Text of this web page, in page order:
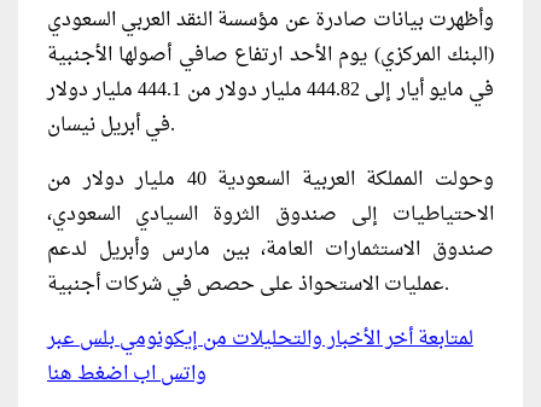
وأظهرت بيانات صادرة عن مؤسسة النقد العربي السعودي
(البنك المركزي) يوم الأحد ارتفاع صافي أصولها الأجنبية
في مايو أيار إلى 444.82 مليار دولار من 444.1 مليار دولار
في أبريل نيسان.
وحولت المملكة العربية السعودية 40 مليار دولار من
الاحتياطيات إلى صندوق الثروة السيادي السعودي،
صندوق الاستثمارات العامة، بين مارس وأبريل لدعم
عمليات الاستحواذ على حصص في شركات أجنبية.
لمتابعة أخر الأخبار والتحليلات من إيكونومي بلس عبر
واتس اب اضغط هنا